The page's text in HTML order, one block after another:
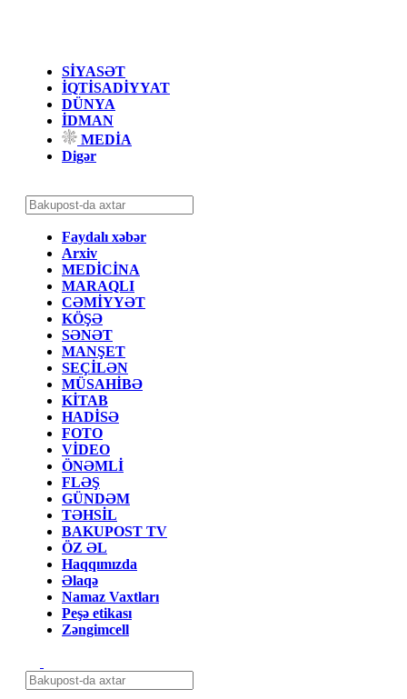
SİYASƏT
İQTİSADİYYAT
DÜNYA
İDMAN
MEDİA
Digər
Faydalı xəbər
Arxiv
MEDİCİNA
MARAQLI
CƏMİYYƏT
KÖŞƏ
SƏNƏT
MANŞET
SEÇİLƏN
MÜSAHİBƏ
KİTAB
HADİSƏ
FOTO
VİDEO
ÖNƏMLİ
FLƏŞ
GÜNDƏM
TƏHSİL
BAKUPOST TV
ÖZ ƏL
Haqqımızda
Əlaqə
Namaz Vaxtları
Peşə etikası
Zəngimcell